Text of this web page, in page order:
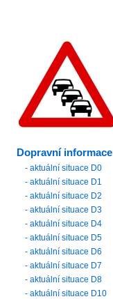
Dopravní informace
- aktuální situace D0
- aktuální situace D1
- aktuální situace D2
- aktuální situace D3
- aktuální situace D4
- aktuální situace D5
- aktuální situace D6
- aktuální situace D7
- aktuální situace D8
- aktuální situace D10